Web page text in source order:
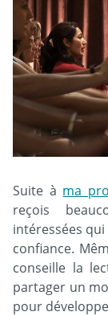
Suite à ma
reçois
intéressées
confiance.
conseille la
partager un
pour